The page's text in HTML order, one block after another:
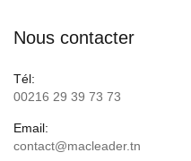
Nous contacter
Tél:
00216 29 39 73 73
Email:
contact@macleader.tn